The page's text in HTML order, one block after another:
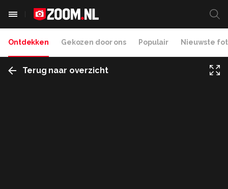
Ontdekken Gekozen door ons Populair Nieuwste
Terug naar overzicht